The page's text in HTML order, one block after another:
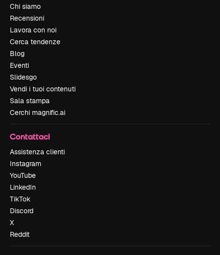
Chi siamo
Recensioni
Lavora con noi
Cerca tendenze
Blog
Eventi
Slidesgo
Vendi i tuoi contenuti
Sala stampa
Cerchi magnific.ai
Contattaci
Assistenza clienti
Instagram
YouTube
LinkedIn
TikTok
Discord
X
Reddit